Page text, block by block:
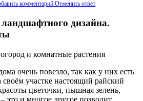
комментарий Отменить ответ
дизайна.
и комнатные растения
очень повезло, так как у них есть
своём участке настоящий райский
цветочки, пышная зелень,
и многое другое позволит